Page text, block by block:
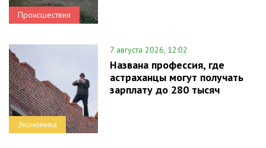
Происшествия
Экономика
7 августа 2026, 12:02
Названа профессия, где
астраханцы могут получать
зарплату до 280 тысяч